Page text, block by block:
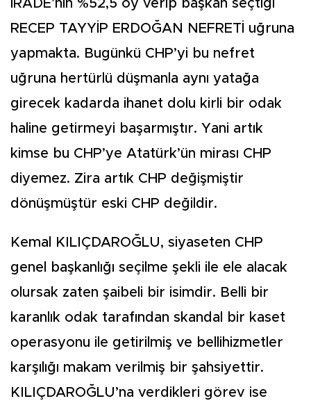
İRADE’nin %52,5 oy verip başkan seçtiği
RECEP TAYYİP ERDOĞAN NEFRETİ uğruna
yapmakta. Bugünkü CHP’yi bu nefret
uğruna hertürlü düşmanla aynı yatağa
girecek kadarda ihanet dolu kirli bir odak
haline getirmeyi başarmıştır. Yani artık
kimse bu CHP’ye Atatürk’ün mirası CHP
diyemez. Zira artık CHP değişmiştir
dönüşmüştür eski CHP değildir.
Kemal KILIÇDAROĞLU, siyaseten CHP
genel başkanlığı seçilme şekli ile ele alacak
olursak zaten şaibeli bir isimdir. Belli bir
karanlık odak tarafından skandal bir kaset
operasyonu ile getirilmiş ve bellihizmetler
karşılığı makam verilmiş bir şahsiyettir.
KILIÇDAROĞLU’na verdikleri görev ise